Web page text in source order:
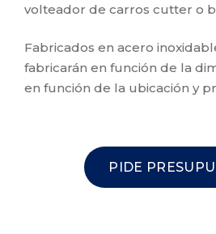
volteador de carros cutter o
Fabricados en acero
fabricarán en función de la
en función de la ubicación y
PIDE